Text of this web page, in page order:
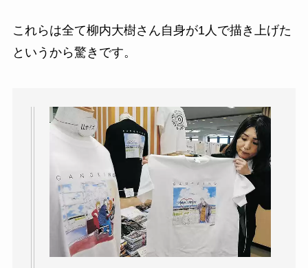
これらは全て柳内大樹さん自身が1人で描き上げた
というから驚きです。